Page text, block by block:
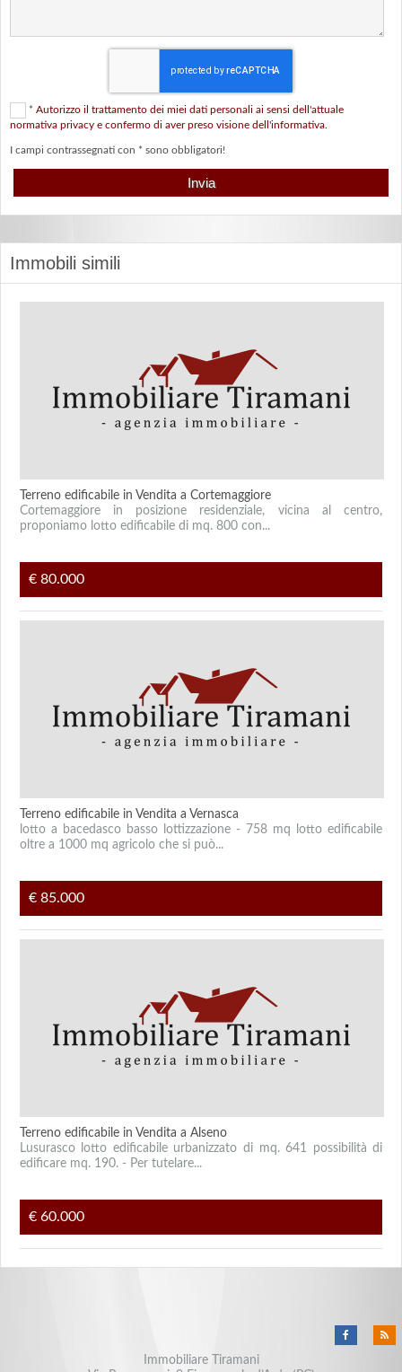
* Autorizzo il trattamento dei miei dati personali ai sensi dell'attuale
normativa privacy e confermo di aver preso visione dell'informativa.
I campi contrassegnati con * sono obbligatori!
Immobili simili
Terreno edificabile in Vendita a Cortemaggiore
Cortemaggiore in posizione residenziale, vicina al centro,
proponiamo lotto edificabile di mq. 800 con...
€ 80.000
Terreno edificabile in Vendita a Vernasca
lotto a bacedasco basso lottizzazione - 758 mq lotto edificabile
oltre a 1000 mq agricolo che si può...
€ 85.000
Terreno edificabile in Vendita a Alseno
Lusurasco lotto edificabile urbanizzato di mq. 641 possibilità di
edificare mq. 190. - Per tutelare...
€ 60.000
Immobiliare Tiramani